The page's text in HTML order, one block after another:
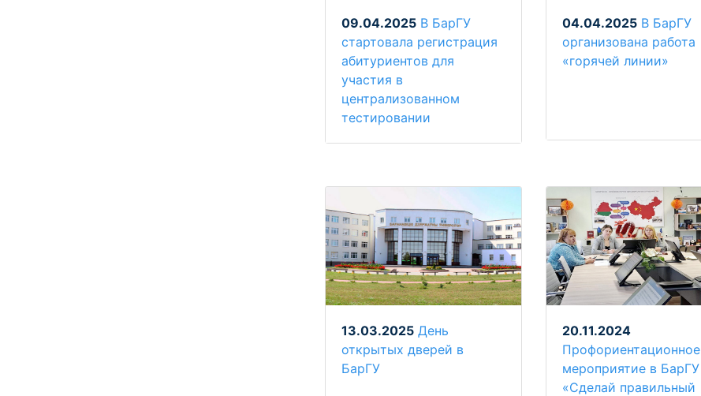
09.04.2025 В БарГУ
стартовала регистрация
абитуриентов для
участия в
централизованном
тестировании
04.04.2025В БарГУ
организована работа
«горячей линии»
13.03.2025 День
открытых дверей в
БарГУ
20.11.2024
Профориентационное
мероприятие в БарГУ
«Сделай правильный